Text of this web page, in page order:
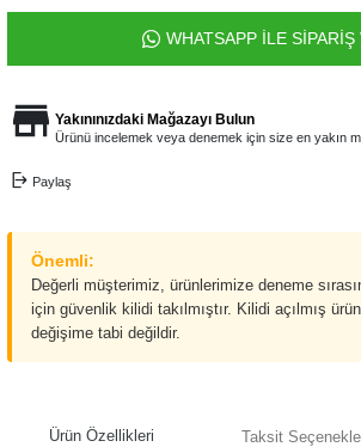
WHATSAPP İLE SİPARİŞ
Yakınınızdaki Mağazayı Bulun
Ürünü incelemek veya denemek için size en yakın
Paylaş
Önemli:
Değerli müşterimiz, ürünlerimize deneme
için güvenlik kilidi takılmıştır. Kilidi açılmış
değişime tabi değildir.
Ürün Özellikleri Taksit